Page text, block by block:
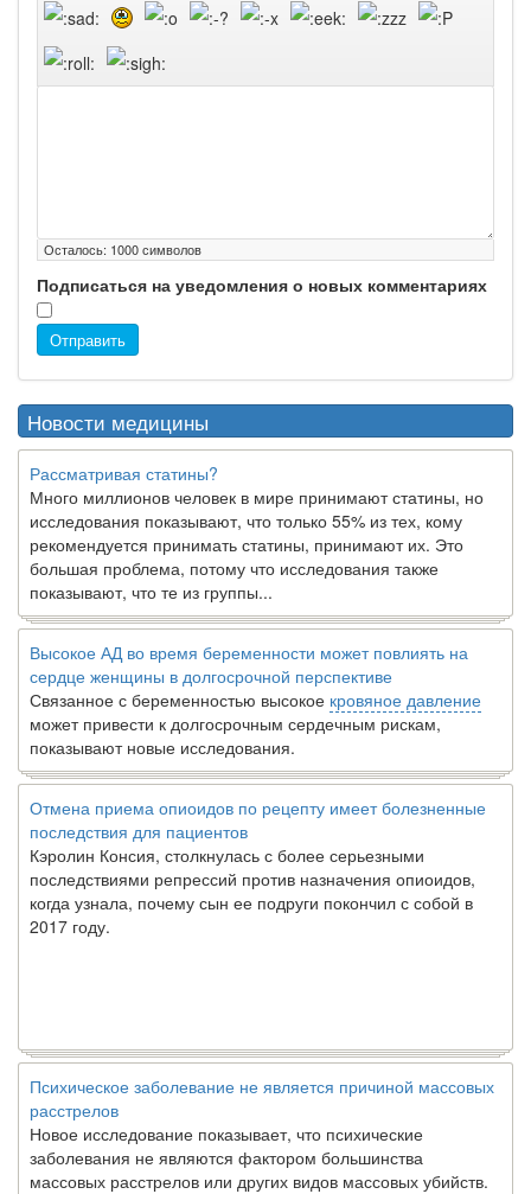
Осталось: 1000символов
Подписаться на уведомления о новых комментариях
Отправить
Новости медицины
Рассматривая статины?
Много миллионов человек в мире принимают статины, но
исследования показывают, что только 55% из тех, кому
рекомендуется принимать статины, принимают их. Это
большая проблема, потому что исследования также
показывают, что те из группы...
Высокое АД во время беременности может повлиять на
сердце женщины в долгосрочной перспективе
Связанное с беременностью высокое кровяное давление
может привести к долгосрочным сердечным рискам,
показывают новые исследования.
Отмена приема опиоидов по рецепту имеет болезненные
последствия для пациентов
Кэролин Консия, столкнулась с более серьезными
последствиями репрессий против назначения опиоидов,
когда узнала, почему сын ее подруги покончил с собой в
2017 году.
Психическое заболевание не является причиной массовых
расстрелов
Новое исследование показывает, что психические
заболевания не являются фактором большинства
массовых расстрелов или других видов массовых убийств.